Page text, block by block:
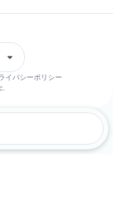
イバシーポリシー